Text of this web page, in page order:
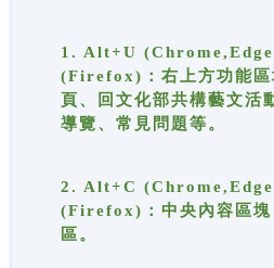
1. Alt+U
(Firefox)：右上方功能區
頁、回文化部共構藝文活
導覽、常見問題等。
2. Alt+C
(Firefox)：中央內容區塊
區。